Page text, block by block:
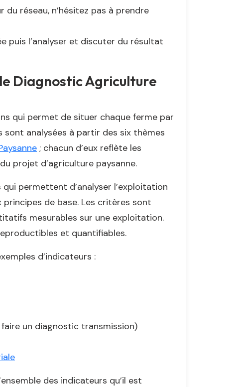
du réseau, n’hésitez pas à prendre
puis l’analyser et discuter du résultat
Diagnostic Agriculture
qui permet de situer chaque ferme par
analysées à partir des six thèmes
; chacun d’eux reflète les
projet d’agriculture paysanne.
permettent d’analyser l’exploitation
de base. Les critères sont
mesurables sur une exploitation.
et quantifiables.
d’indicateurs :
un diagnostic transmission)
des indicateurs qu’il est